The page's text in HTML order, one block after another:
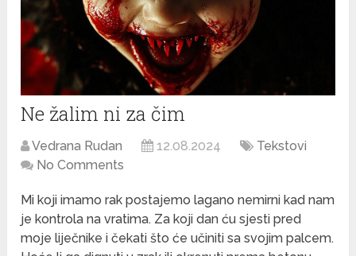
Ne žalim ni za čim
Vedrana Rudan 12.08.2024
Tekstovi
No Comments
Mi koji imamo rak postajemo lagano nemirni kad nam
je kontrola na vratima. Za koji dan ću sjesti pred
moje liječnike i čekati što će učiniti sa svojim palcem.